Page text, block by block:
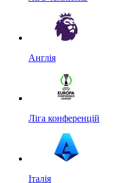
Англія
Ліга конференцій
Італія